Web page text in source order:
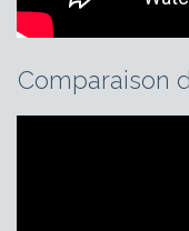
Comparaison